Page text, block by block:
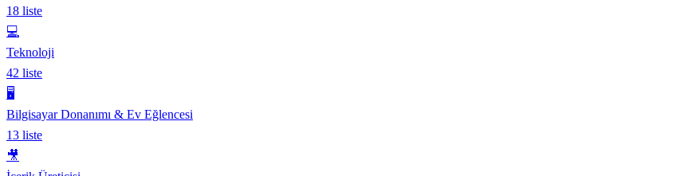
18 liste
💻
Teknoloji
42 liste
🖥️
Bilgisayar Donanımı & Ev Eğlencesi
13 liste
🎥